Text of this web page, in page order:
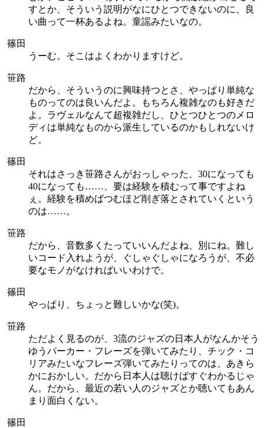
すとか、そういう説明がなにひとつできないのに、良
い曲って一杯あるよね。童謡みたいなの。
篠田
うーむ。そこはよくわかりますけど。
笹路
だから、そういうのに興味持つとさ、やっぱり単純な
ものってのは良いんだよ。もちろん複雑なのも好きだ
よ。ラヴェルなんて超複雑だし、ひとつひとつのメロ
ディは単純なものから派生しているのかもしれないけ
ど。
篠田
それはさっき笹路さんがおっしゃった、30になっても
40になっても……、要は経験を積むって事ですよね
ぇ。経験を積めばつむほど削ぎ落とされていくという
のは……。
笹路
だから、音数多くたっていいんだよね、別にね。難し
いコード入れようが、ぐしゃぐしゃになろうが、不必
要なモノがなければいいわけで。
篠田
やっぱり、ちょっと難しいかな(笑)。
笹路
ただよく見るのが、3流のジャズの日本人がなんかそう
ゆうパーカー・フレーズを弾いてみたり、チック・コ
リアみたいなフレーズ弾いてみたりってのは、あきら
かにおかしい。だから日本人は聴けばすぐわかるじゃ
ん。だから、最近の若い人のジャズとか聴いてもあん
まり面白くない。
篠田